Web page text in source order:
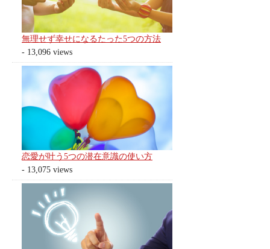
無理せず幸せになるたった5つの方法
- 13,096 views
恋愛が叶う5つの潜在意識の使い方
- 13,075 views